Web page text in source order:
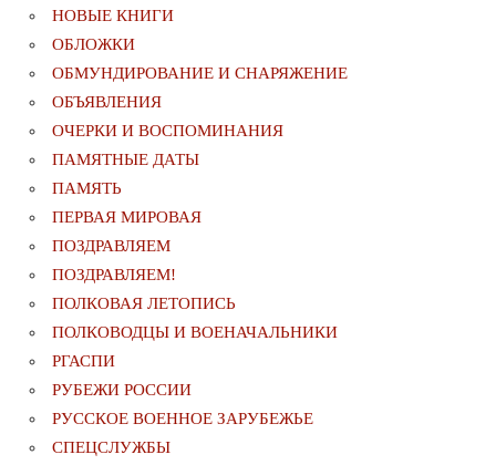
НОВЫЕ КНИГИ
ОБЛОЖКИ
ОБМУНДИРОВАНИЕ И СНАРЯЖЕНИЕ
ОБЪЯВЛЕНИЯ
ОЧЕРКИ И ВОСПОМИНАНИЯ
ПАМЯТНЫЕ ДАТЫ
ПАМЯТЬ
ПЕРВАЯ МИРОВАЯ
ПОЗДРАВЛЯЕМ
ПОЗДРАВЛЯЕМ!
ПОЛКОВАЯ ЛЕТОПИСЬ
ПОЛКОВОДЦЫ И ВОЕНАЧАЛЬНИКИ
РГАСПИ
РУБЕЖИ РОССИИ
РУССКОЕ ВОЕННОЕ ЗАРУБЕЖЬЕ
СПЕЦСЛУЖБЫ